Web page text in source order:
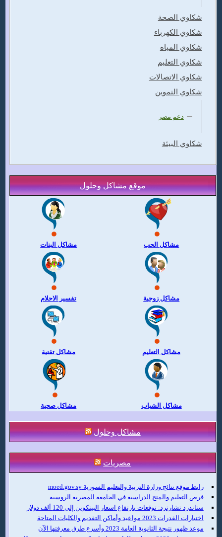
شكاوي الصحة
شكاوي الكهرباء
شكاوي المياه
شكاوي التعليم
شكاوي الاتصالات
شكاوي التموين
دعم مصر
شكاوي البيئة
موقع مشاكل وحلول
مشاكل البنات مشاكل الحب
تفسير الاحلام مشاكل زوجية
مشاكل تقنية مشاكل التعليم
مشاكل صحية مشاكل الشباب
مشاكل وحلول
مصريات
رابط موقع نتائج وزارة التربية والتعليم السورية moed.gov.sy
فرص التعليم والمنح الدراسية في الجامعة المصرية الروسية
ستاندرد تشارترد: توقعات بارتفاع اسعار البيتكوين إلى 120 ألف دولار
اختبارات القدرات 2023 مواعيد وأماكن التقديم والكليات المتاحة
موعد ظهور نتيجة الثانوية العامة 2023 وأسرع طرق معرفتها الآن